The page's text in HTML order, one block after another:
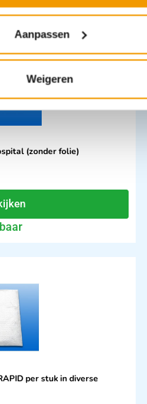
Aanpassen
Weigeren
(zonder folie)
per stuk in diverse